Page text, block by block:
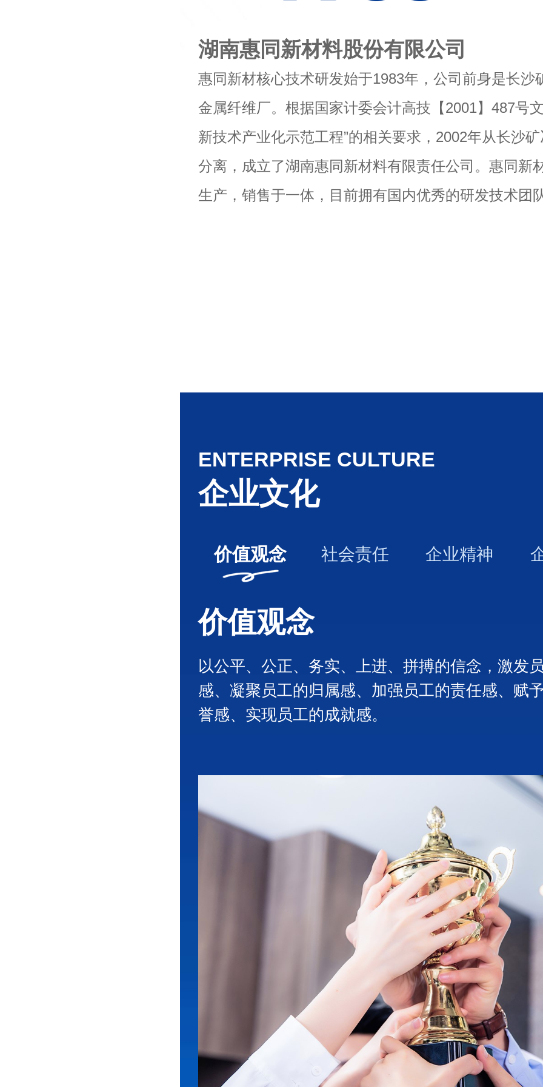
湖南惠同新材料股份有限公司
惠同新材核心技术研发始于1983年，公司前身是长沙
金属纤维厂。根据国家计委会计高技【2001】487号
新技术产业化示范工程”的相关要求，2002年从长沙
分离，成立了湖南惠同新材料有限责任公司。惠同新
生产，销售于一体，目前拥有国内优秀的研发技术团
码：833751。
公司拥有完整的金属纤维产业链。主要产品有：直径
维、铜纤维和钽纤维等）及金属纤维制品（纯金属纤
属纤维混纺织物、金属纤维烧结毡、金属纤维复合材
纺纱，导电塑料及燃烧器等）。产品广泛应用于汽车
油、化工、通讯等领域。
公司研发与创新团队秉承科研院所（长沙矿冶研究院
术积淀，连续攻克了国内金属纤维产业化的多个重大
目前已逐步形成完整的金属纤维及制品技术创新和产
公司目前已成为国内技术及规模先进的金属纤维及其
业。公司系专精特新重点“小巨人”企业、高新技术企
为湖南省金属纤维及制品工程技术研究中心。公司拥
及制品领域的多项核心专利和技术，奠定了公司在业
ENTERPRISE CULTURE
企业文化
价值观念 社会责任 企业精神
价值观念
以公平、公正、务实、上进、拼搏的信念，激发
感、凝聚员工的归属感、加强员工的责任感、赋
誉感、实现员工的成就感。